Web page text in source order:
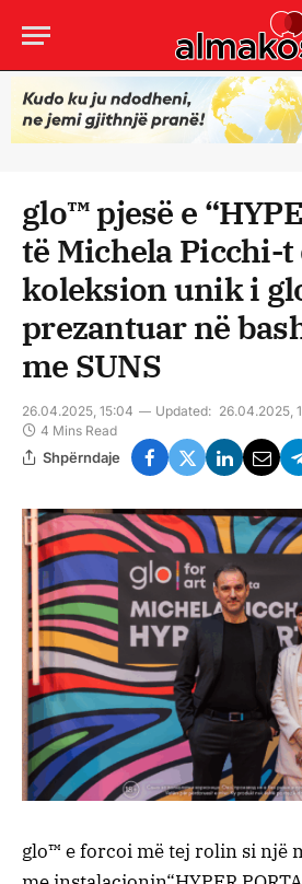
glo™ pjesë e
të Michela Picchi-t
koleksion unik i
prezantuar në
me SUNS
26.04.2025, 15:04 Updated: 26.04.2025,
4 Mins Read
Shpërndaje
glo™ eforcoimëtej rolin sinjë